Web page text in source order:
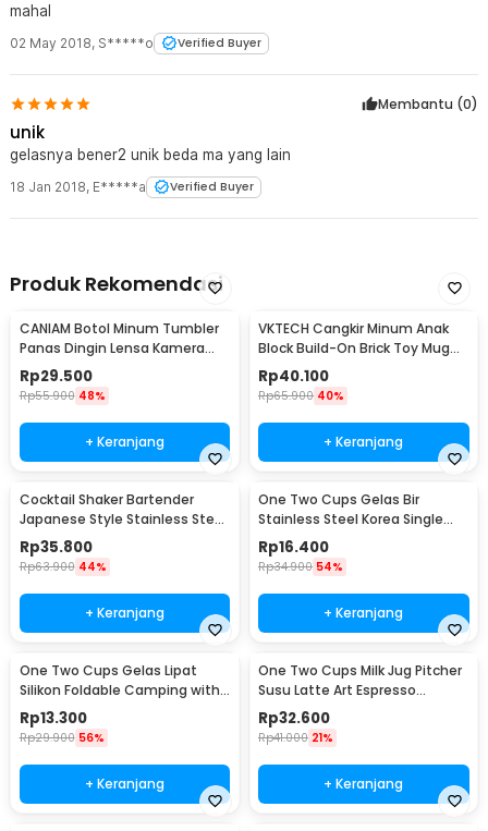
mahal
02 May 2018, S*****o Verified Buyer
Membantu (0)
unik
gelasnya bener2 unik beda ma yang lain
18 Jan 2018, E*****a Verified Buyer
Produk Rekomendasi
CANIAM Botol Minum Tumbler
Panas Dingin Lensa Kamera
24-105mm 400ml
Rp29.500
Rp55.900 48%
+ Keranjang
VKTECH Cangkir Minum Anak
Block Build-On Brick Toy Mug
350ml - 936SN
Rp40.100
Rp65.900 40%
+ Keranjang
Cocktail Shaker Bartender
Japanese Style Stainless Steel
200ml
Rp35.800
Rp63.900 44%
+ Keranjang
One Two Cups Gelas Bir
Stainless Steel Korea Single
Wall Glass 180ml - J070
Rp16.400
Rp34.900 54%
+ Keranjang
One Two Cups Gelas Lipat
Silikon Foldable Camping with
Strap 200ml - F120
Rp13.300
Rp29.900 56%
+ Keranjang
One Two Cups Milk Jug Pitcher
Susu Latte Art Espresso
Stainless Steel 350ml - J068
Rp32.600
Rp41.000 21%
+ Keranjang